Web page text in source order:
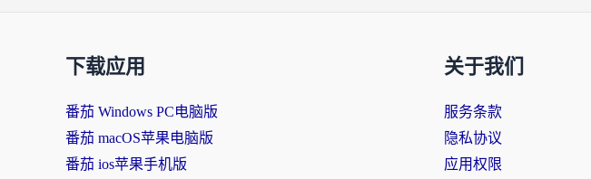
下载应用
番茄 Windows PC电脑版
番茄 macOS苹果电脑版
番茄 ios苹果手机版
关于我们
服务条款
隐私协议
应用权限